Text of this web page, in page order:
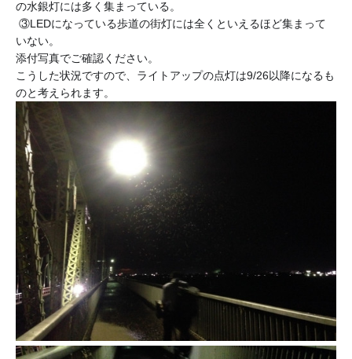
の水銀灯には多く集まっている。
いない。
添付写真でご確認ください。
こうした状況ですので、ライトアップの点灯は9/26以降になるも
のと考えられます。